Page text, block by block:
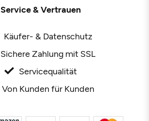
Service & Vertrauen
Käufer- & Datenschutz
Sichere Zahlung mit SSL
Servicequalität
Von Kunden für Kunden